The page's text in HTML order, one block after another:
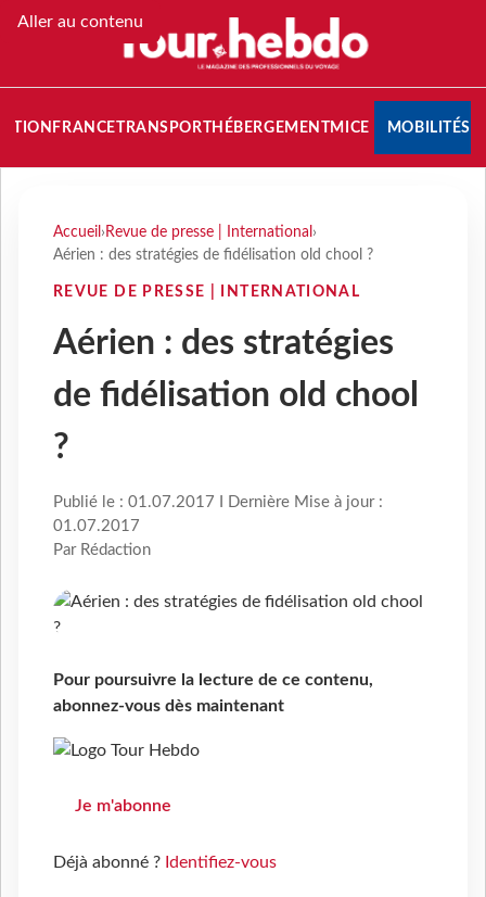
Aller au contenu
FRANCETRANSPORT HÉBERGEMENTMICE MOBILITÉS
Accueil › Revue de presse | International ›
Aérien : des stratégies de fidélisation old chool ?
REVUE DE PRESSE | INTERNATIONAL
Aérien : des stratégies
de fidélisation old chool
?
Publié le : 01.07.2017 I Dernière Mise à jour :
01.07.2017
Par Rédaction
Pour poursuivre la lecture de ce contenu,
abonnez-vous dès maintenant
Je m'abonne
Déjà abonné ? Identifiez-vous